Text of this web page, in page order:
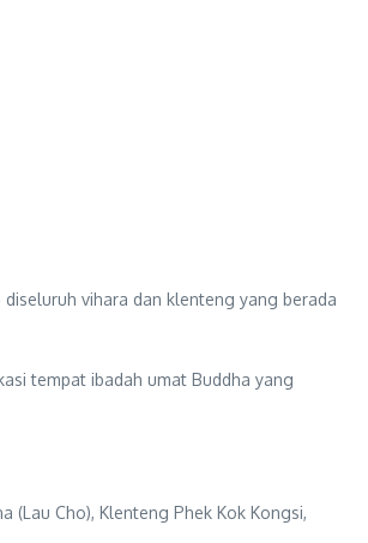
vihara dan klenteng yang berada
tempat ibadah umat Buddha yang
(Lau Cho), Klenteng Phek Kok Kongsi,